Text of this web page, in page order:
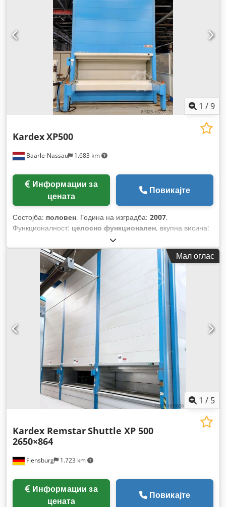
1 /9
Baarle-Nassau 1.683 km
KardexXP500
цената
Повикајте
Состојба: половен, Година на изградба: 2007,
Функционалност: целосно функционален, вкупна висина:
3.380 мм
мм, носеќки капацитет по складишна секција:460 кг,
влезен напон:400 V Мал оглас
1 / 5
Flensburg 1.723 km
Kardex RemstarShuttle XP 500
2650×864
цената
Повикајте